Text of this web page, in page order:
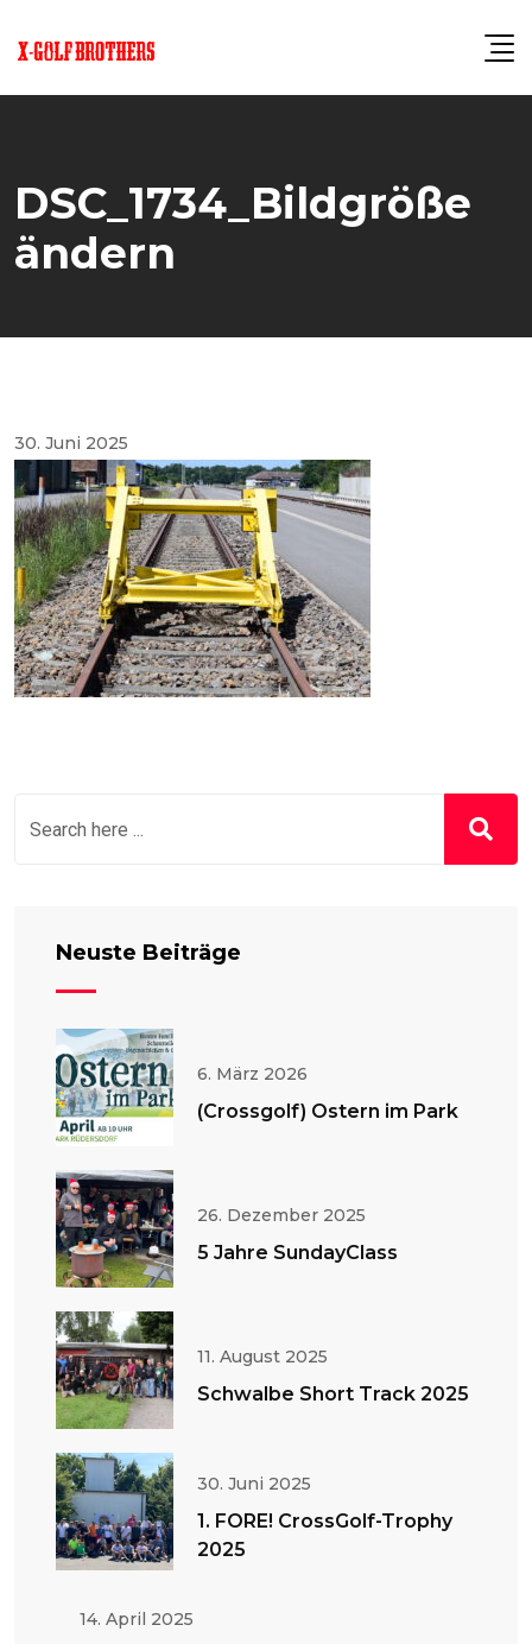
DSC_1734_Bildgröße
ändern
30. Juni 2025
Neuste Beiträge
6. März 2026
(Crossgolf) Ostern im Park
26. Dezember 2025
5 Jahre SundayClass
11. August 2025
Schwalbe Short Track 2025
30. Juni 2025
1. FORE! CrossGolf-Trophy
2025
14. April 2025